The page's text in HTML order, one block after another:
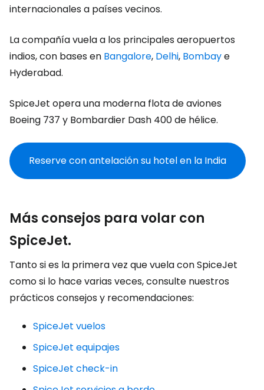
internacionales a países vecinos.
La compañía vuela a los principales aeropuertos
indios, con bases en Bangalore, Delhi, Bombaye
Hyderabad.
SpiceJet opera una moderna flota de aviones
Boeing 737 y Bombardier Dash 400 de hélice.
Reserve con antelación su hotel en la India
Más consejos para volar con
SpiceJet.
Tanto si es la primera vez que vuela con SpiceJet
como si lo hace varias veces, consulte nuestros
prácticos consejos y recomendaciones:
SpiceJet vuelos
SpiceJet equipajes
SpiceJet check-in